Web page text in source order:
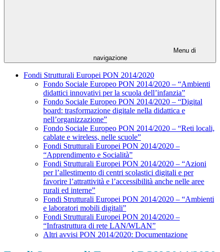
Menu di
navigazione
Fondi Strutturali Europei PON 2014/2020
Fondo Sociale Europeo PON 2014/2020 – “Ambienti
didattici innovativi per la scuola dell’infanzia”
Fondo Sociale Europeo PON 2014/2020 – “Digital
board: trasformazione digitale nella didattica e
nell’organizzazione”
Fondo Sociale Europeo PON 2014/2020 – “Reti locali,
cablate e wireless, nelle scuole”
Fondi Strutturali Europei PON 2014/2020 –
“Apprendimento e Socialità”
Fondi Strutturali Europei PON 2014/2020 – “Azioni
per l’allestimento di centri scolastici digitali e per
favorire l’attrattività e l’accessibilità anche nelle aree
rurali ed interne”
Fondi Strutturali Europei PON 2014/2020 – “Ambienti
e laboratori mobili digitali”
Fondi Strutturali Europei PON 2014/2020 –
“Infrastruttura di rete LAN/WLAN”
Altri avvisi PON 2014/2020: Documentazione